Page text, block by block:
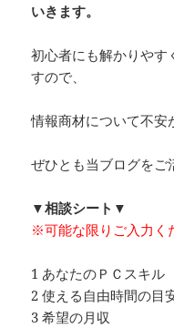
いきます。
初心者にも解かりやす
すので、
情報商材について不安
ぜひとも当ブログをご
▼相談シート▼
※可能な限りご入力く
1 あなたのＰＣスキル
2 使える自由時間の目
3 希望の月収